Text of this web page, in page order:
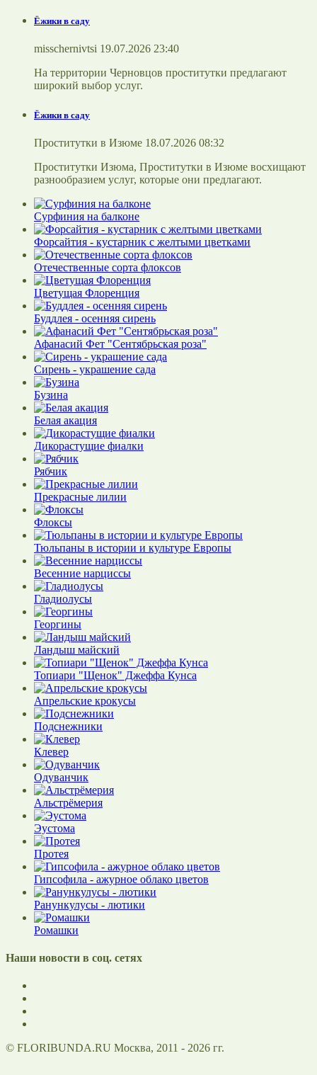
Ёжики в саду
misschernivtsi 19.07.2026 23:40
На территории Черновцов проститутки предлагают
широкий выбор услуг.
Ёжики в саду
Проститутки в Изюме 18.07.2026 08:32
Проститутки Изюма, Проститутки в Изюме восхищают
разнообразием услуг, которые они предлагают.
Сурфиния на балконе
Форсайтия - кустарник с желтыми цветками
Отечественные сорта флоксов
Цветущая Флоренция
Буддлея - осенняя сирень
Афанасий Фет "Сентябрьская роза"
Сирень - украшение сада
Бузина
Белая акация
Дикорастущие фиалки
Рябчик
Прекрасные лилии
Флоксы
Тюльпаны в истории и культуре Европы
Весенние нарциссы
Гладиолусы
Георгины
Ландыш майский
Топиари "Щенок" Джеффа Кунса
Апрельские крокусы
Подснежники
Клевер
Одуванчик
Альстрёмерия
Эустома
Протея
Гипсофила - ажурное облако цветов
Ранункулусы - лютики
Ромашки
Наши новости в соц. сетях
© FLORIBUNDA.RU Москва, 2011 - 2026 гг.